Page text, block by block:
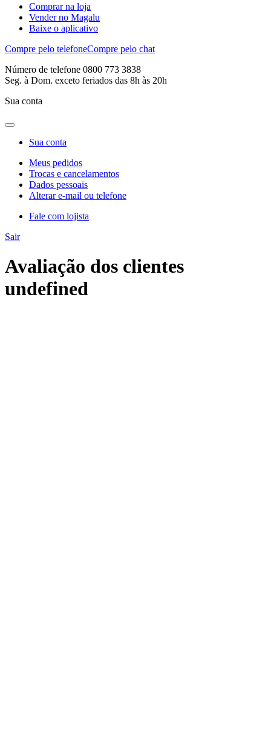
Comprar na loja
Vender no Magalu
Baixe o aplicativo
Compre pelo telefoneCompre pelo chat
Número de telefone 0800 773 3838
Seg. à Dom. exceto feriados das 8h às 20h
Sua conta
Sua conta
Meus pedidos
Trocas e cancelamentos
Dados pessoais
Alterar e-mail ou telefone
Fale com lojista
Sair
Avaliação dos clientes
undefined